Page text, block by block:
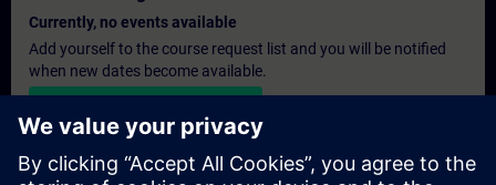
Currently, no events available
Add yourself to the course request list and you will be notified
when new dates become available.